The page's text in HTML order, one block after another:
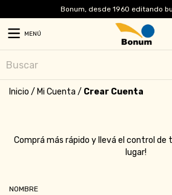
Bonum, desde 1960 editando
MENÚ
Inicio / Mi Cuenta / Crear Cuenta
Comprá más rápido y llevá el control de
lugar!
NOMBRE